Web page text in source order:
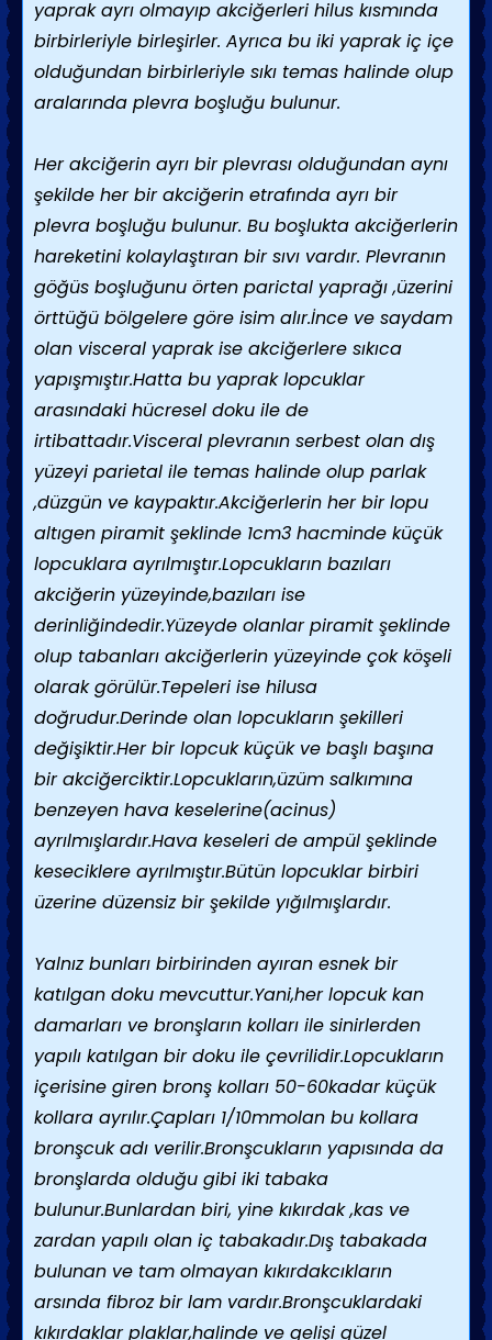
yaprak ayrı olmayıp akciğerleri hilus kısmında
birbirleriyle birleşirler. Ayrıca bu iki yaprak iç içe
olduğundan birbirleriyle sıkı temas halinde olup
aralarında plevra boşluğu bulunur.
Her akciğerin ayrı bir plevrası olduğundan aynı
şekilde her bir akciğerin etrafında ayrı bir
plevra boşluğu bulunur. Bu boşlukta akciğerlerin
hareketini kolaylaştıran bir sıvı vardır. Plevranın
göğüs boşluğunu örten parictal yaprağı ,üzerini
örttüğü bölgelere göre isim alır.İnce ve saydam
olan visceral yaprak ise akciğerlere sıkıca
yapışmıştır.Hatta bu yaprak lopcuklar
arasındaki hücresel doku ile de
irtibattadır.Visceral plevranın serbest olan dış
yüzeyi parietal ile temas halinde olup parlak
,düzgün ve kaypaktır.Akciğerlerin her bir lopu
altıgen piramit şeklinde 1cm3 hacminde küçük
lopcuklara ayrılmıştır.Lopcukların bazıları
akciğerin yüzeyinde,bazıları ise
derinliğindedir.Yüzeyde olanlar piramit şeklinde
olup tabanları akciğerlerin yüzeyinde çok köşeli
olarak görülür.Tepeleri ise hilusa
doğrudur.Derinde olan lopcukların şekilleri
değişiktir.Her bir lopcuk küçük ve başlı başına
bir akciğerciktir.Lopcukların,üzüm salkımına
benzeyen hava keselerine(acinus)
ayrılmışlardır.Hava keseleri de ampül şeklinde
keseciklere ayrılmıştır.Bütün lopcuklar birbiri
üzerine düzensiz bir şekilde yığılmışlardır.
Yalnız bunları birbirinden ayıran esnek bir
katılgan doku mevcuttur.Yani,her lopcuk kan
damarları ve bronşların kolları ile sinirlerden
yapılı katılgan bir doku ile çevrilidir.Lopcukların
içerisine giren bronş kolları 50-60kadar küçük
kollara ayrılır.Çapları 1/10mmolan bu kollara
bronşcuk adı verilir.Bronşcukların yapısında da
bronşlarda olduğu gibi iki tabaka
bulunur.Bunlardan biri, yine kıkırdak ,kas ve
zardan yapılı olan iç tabakadır.Dış tabakada
bulunan ve tam olmayan kıkırdakcıkların
arsında fibroz bir lam vardır.Bronşcuklardaki
kıkırdaklar plaklar,halinde ve gelişi güzel